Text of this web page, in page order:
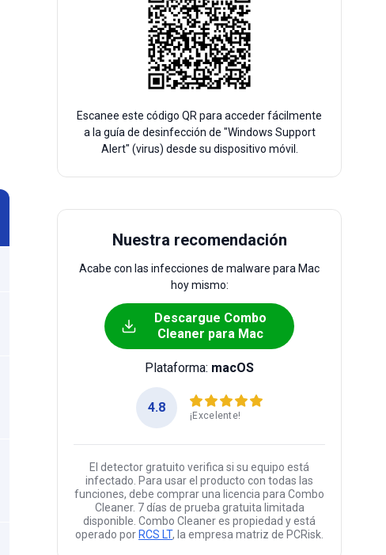
Escanee este código QR para acceder fácilmente
a la guía de desinfección de "Windows Support
Alert" (virus) desde su dispositivo móvil.
Nuestra recomendación
Acabe con las infecciones de malware para Mac
hoy mismo:
Descargue Combo
Cleaner para Mac
Plataforma: macOS
4.8
¡Excelente!
El detector gratuito verifica si su equipo está
infectado. Para usar el producto con todas las
funciones, debe comprar una licencia para Combo
Cleaner. 7 días de prueba gratuita limitada
disponible. Combo Cleaner es propiedad y está
operado por RCS LT, la empresa matriz de PCRisk.